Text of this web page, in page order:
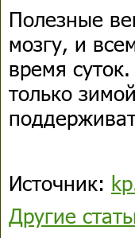
Полезные
мозгу, и
время
только
Источник:
Другие